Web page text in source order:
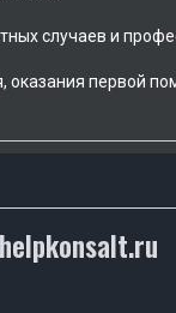
случаев и
оказания первой